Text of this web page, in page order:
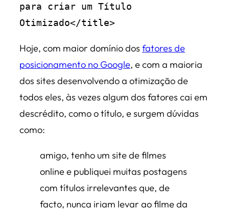
para criar um Título
Otimizado</title>
Hoje, com maior domínio dos fatores de
posicionamento no Google, e com a maioria
dos sites desenvolvendo a otimização de
todos eles, às vezes algum dos fatores cai em
descrédito, como o título, e surgem dúvidas
como:
amigo, tenho um site de filmes
online e publiquei muitas postagens
com títulos irrelevantes que, de
facto, nunca iriam levar ao filme da